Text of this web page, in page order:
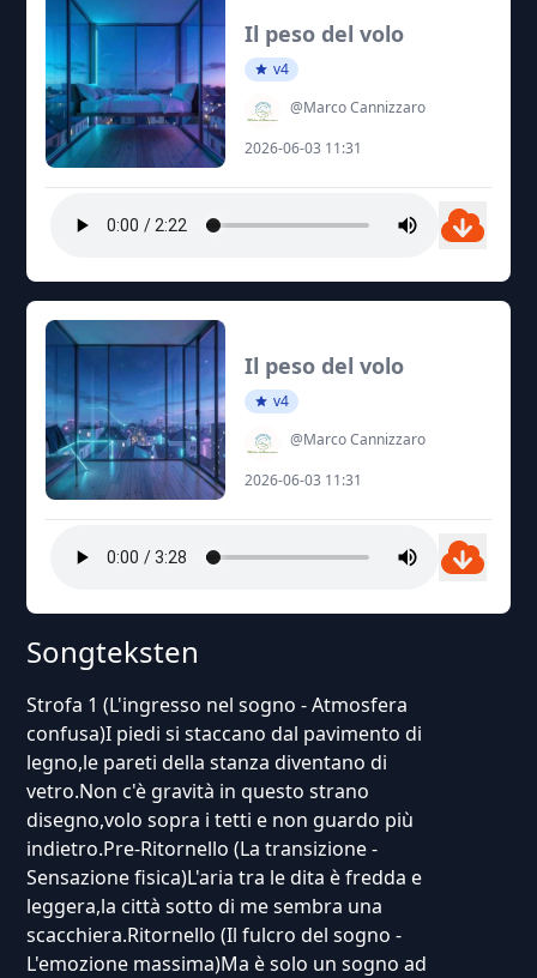
Il peso del volo
v4
@Marco Cannizzaro
2026-06-03 11:31
Il peso del volo
v4
@Marco Cannizzaro
2026-06-03 11:31
Songteksten
Strofa 1 (L'ingresso nel sogno - Atmosfera
confusa)I piedi si staccano dal pavimento di
legno,le pareti della stanza diventano di
vetro.Non c'è gravità in questo strano
disegno,volo sopra i tetti e non guardo più
indietro.Pre-Ritornello (La transizione -
Sensazione fisica)L'aria tra le dita è fredda e
leggera,la città sotto di me sembra una
scacchiera.Ritornello (Il fulcro del sogno -
L'emozione massima)Ma è solo un sogno ad